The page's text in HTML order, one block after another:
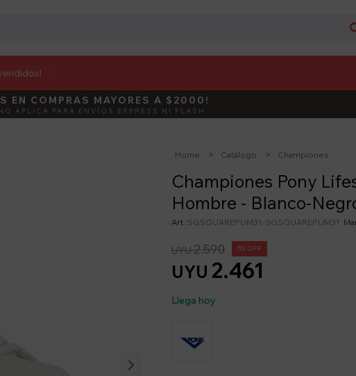
DEBUT ACTIVÁ EL CÓDIGO
EN COMPRAS MAYORES A $2000!
APLICA PARA ENVÍOS EXPRESS NI FLASH
Home Catálogo Championes
Championes Pony
Hombre - Blanco-
SGSQUAREPUM31-SGSQUAREPUM31
UYU 2.461
UYU2.590 5
Llega hoy